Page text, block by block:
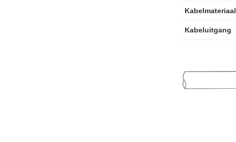
Kabelmateriaal
Kabeluitgang